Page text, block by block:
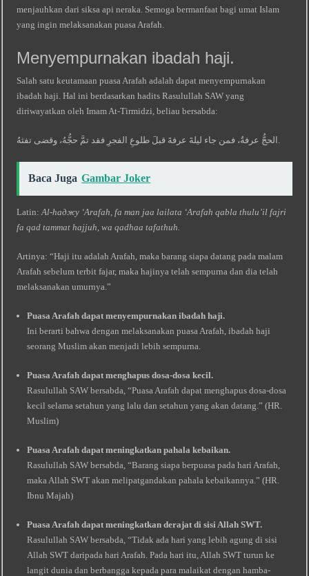
menjauhkan dari siksa api neraka. Semoga bermanfaat bagi umat Islam
yang ingin melaksanakan puasa Arafah.
Menyempurnakan ibadah haji.
Salah satu keutamaan puasa Arafah adalah dapat menyempurnakan
ibadah haji. Hal ini berdasarkan hadits Rasulullah SAW yang
diriwayatkan oleh Imam At-Tirmidzi, beliau bersabda:
الحجُّ عرفةُ، فمن جاء ليلةَ عرفةَ قبلَ طلوعِ الفجرِ فقد تمَّ حجُّهُ، وقضى تفثهُ.
Baca Juga Gambar Joker
Latin:Al-haджу ‘Arafah, fa man jaa lailata ‘Arafah qabla thulu’il fajri
fa qad tammat hajjuh, wa qadhaa tafathuh.
Artinya: “Haji itu adalah Arafah, maka barang siapa datang pada malam
Arafah sebelum terbit fajar, maka hajinya telah sempurna dan dia telah
melaksanakan umurnya.”
Puasa Arafah dapat menyempurnakan ibadah haji.
Ini berarti bahwa dengan melaksanakan puasa Arafah, ibadah haji
seorang Muslim akan menjadi lebih sempurna.
Puasa Arafah dapat menghapus dosa-dosa kecil.
Rasulullah SAW bersabda, “Puasa Arafah dapat menghapus dosa-dosa
kecil selama setahun yang lalu dan setahun yang akan datang.” (HR.
Muslim)
Puasa Arafah dapat meningkatkan pahala kebaikan.
Rasulullah SAW bersabda, “Barang siapa berpuasa pada hari Arafah,
maka Allah SWT akan melipatgandakan pahala kebaikannya.” (HR.
Ibnu Majah)
Puasa Arafah dapat meningkatkan derajat di sisi Allah SWT.
Rasulullah SAW bersabda, “Tidak ada hari yang lebih agung di sisi
Allah SWT daripada hari Arafah. Pada hari itu, Allah SWT turun ke
langit dunia dan berbangga kepada para malaikat dengan hamba-